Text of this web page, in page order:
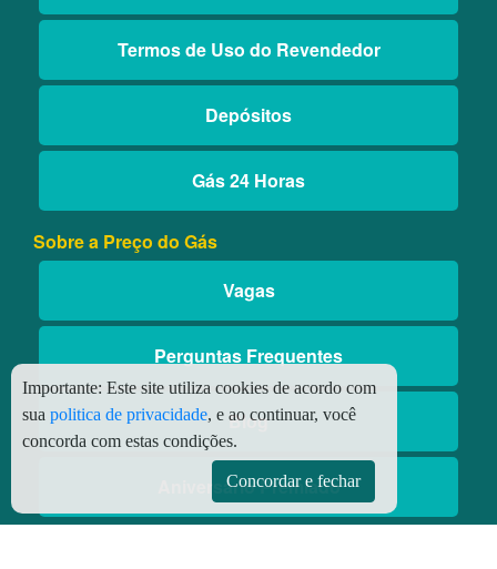
Termos de Uso do Revendedor
Depósitos
Gás 24 Horas
Sobre a Preço do Gás
Vagas
Perguntas Frequentes
Blog
Aniversário Premiado
Importante: Este site utiliza cookies de acordo com
sua politica de privacidade, e ao continuar, você
concorda com estas condições.
Concordar e fechar